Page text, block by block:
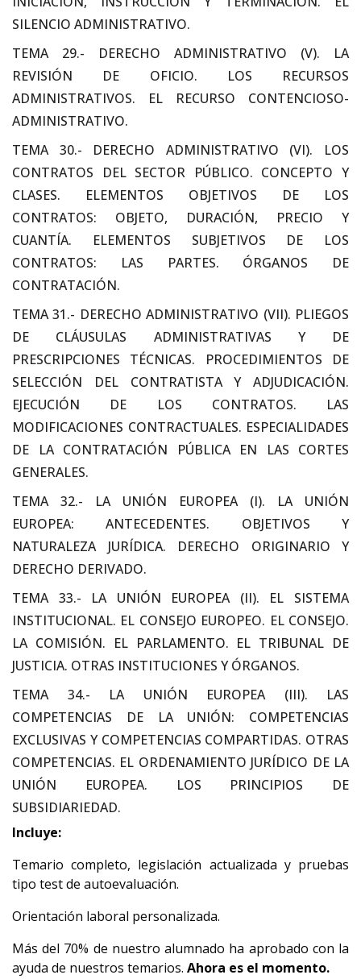
SILENCIO ADMINISTRATIVO.
TEMA 29.- DERECHO ADMINISTRATIVO (V). LA
REVISIÓN DE OFICIO. LOS RECURSOS
ADMINISTRATIVOS. EL RECURSO CONTENCIOSO-
ADMINISTRATIVO.
TEMA 30.- DERECHO ADMINISTRATIVO (VI). LOS
CONTRATOS DEL SECTOR PÚBLICO. CONCEPTO Y
CLASES. ELEMENTOS OBJETIVOS DE LOS
CONTRATOS: OBJETO, DURACIÓN, PRECIO Y
CUANTÍA. ELEMENTOS SUBJETIVOS DE LOS
CONTRATOS: LAS PARTES. ÓRGANOS DE
CONTRATACIÓN.
TEMA 31.- DERECHO ADMINISTRATIVO (VII). PLIEGOS
DE CLÁUSULAS ADMINISTRATIVAS Y DE
PRESCRIPCIONES TÉCNICAS. PROCEDIMIENTOS DE
SELECCIÓN DEL CONTRATISTA Y ADJUDICACIÓN.
EJECUCIÓN DE LOS CONTRATOS. LAS
MODIFICACIONES CONTRACTUALES. ESPECIALIDADES
DE LA CONTRATACIÓN PÚBLICA EN LAS CORTES
GENERALES.
TEMA 32.- LA UNIÓN EUROPEA (I). LA UNIÓN
EUROPEA: ANTECEDENTES. OBJETIVOS Y
NATURALEZA JURÍDICA. DERECHO ORIGINARIO Y
DERECHO DERIVADO.
TEMA 33.- LA UNIÓN EUROPEA (II). EL SISTEMA
INSTITUCIONAL. EL CONSEJO EUROPEO. EL CONSEJO.
LA COMISIÓN. EL PARLAMENTO. EL TRIBUNAL DE
JUSTICIA. OTRAS INSTITUCIONES Y ÓRGANOS.
TEMA 34.- LA UNIÓN EUROPEA (III). LAS
COMPETENCIAS DE LA UNIÓN: COMPETENCIAS
EXCLUSIVAS Y COMPETENCIAS COMPARTIDAS. OTRAS
COMPETENCIAS. EL ORDENAMIENTO JURÍDICO DE LA
UNIÓN EUROPEA. LOS PRINCIPIOS DE
SUBSIDIARIEDAD.
Incluye:
Temario completo, legislación actualizada y pruebas
tipo test de autoevaluación.
Orientación laboral personalizada.
Más del 70% de nuestro alumnado ha aprobado con la
ayuda de nuestros temarios. Ahora es el momento.